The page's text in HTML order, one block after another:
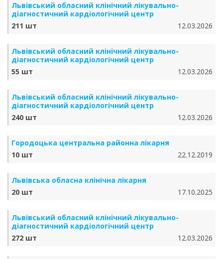
Львівський обласний клінічний лікувально-
діагностичний кардіологічний центр
211 шт
12.03.2026
Львівський обласний клінічний лікувально-
діагностичний кардіологічний центр
55 шт
12.03.2026
Львівський обласний клінічний лікувально-
діагностичний кардіологічний центр
240 шт
12.03.2026
Городоцька центральна районна лікарня
10 шт
22.12.2019
Львівська обласна клінічна лікарня
20 шт
17.10.2025
Львівський обласний клінічний лікувально-
діагностичний кардіологічний центр
272 шт
12.03.2026